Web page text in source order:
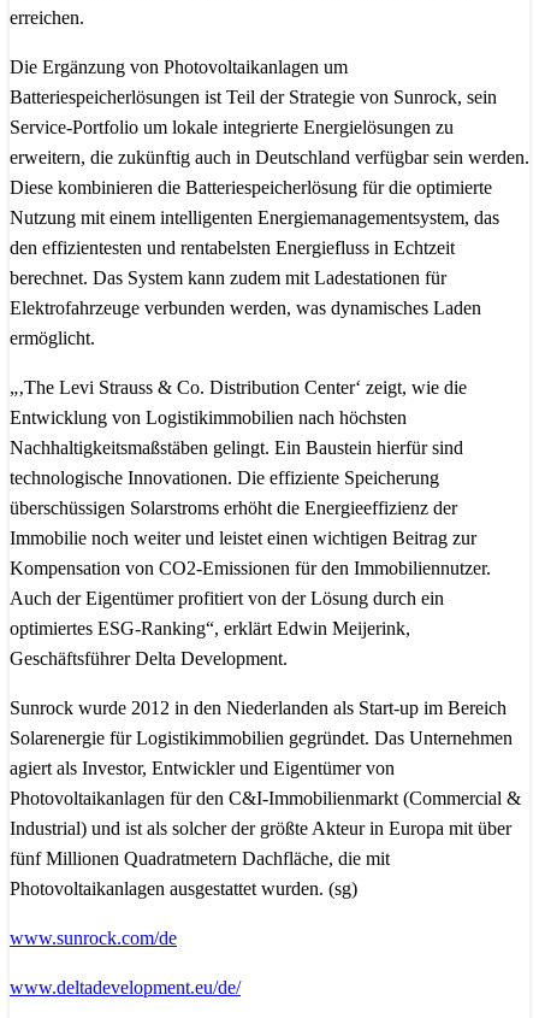
erreichen.
Die Ergänzung von Photovoltaikanlagen um
Batteriespeicherlösungen ist Teil der Strategie von Sunrock, sein
Service-Portfolio um lokale integrierte Energielösungen zu
erweitern, die zukünftig auch in Deutschland verfügbar sein werden.
Diese kombinieren die Batteriespeicherlösung für die optimierte
Nutzung mit einem intelligenten Energiemanagementsystem, das
den effizientesten und rentabelsten Energiefluss in Echtzeit
berechnet. Das System kann zudem mit Ladestationen für
Elektrofahrzeuge verbunden werden, was dynamisches Laden
ermöglicht.
„‚The Levi Strauss & Co. Distribution Center‘ zeigt, wie die
Entwicklung von Logistikimmobilien nach höchsten
Nachhaltigkeitsmaßstäben gelingt. Ein Baustein hierfür sind
technologische Innovationen. Die effiziente Speicherung
überschüssigen Solarstroms erhöht die Energieeffizienz der
Immobilie noch weiter und leistet einen wichtigen Beitrag zur
Kompensation von CO2-Emissionen für den Immobiliennutzer.
Auch der Eigentümer profitiert von der Lösung durch ein
optimiertes ESG-Ranking“, erklärt Edwin Meijerink,
Geschäftsführer Delta Development.
Sunrock wurde 2012 in den Niederlanden als Start-up im Bereich
Solarenergie für Logistikimmobilien gegründet. Das Unternehmen
agiert als Investor, Entwickler und Eigentümer von
Photovoltaikanlagen für den C&I-Immobilienmarkt (Commercial &
Industrial) und ist als solcher der größte Akteur in Europa mit über
fünf Millionen Quadratmetern Dachfläche, die mit
Photovoltaikanlagen ausgestattet wurden. (sg)
www.sunrock.com/de
www.deltadevelopment.eu/de/